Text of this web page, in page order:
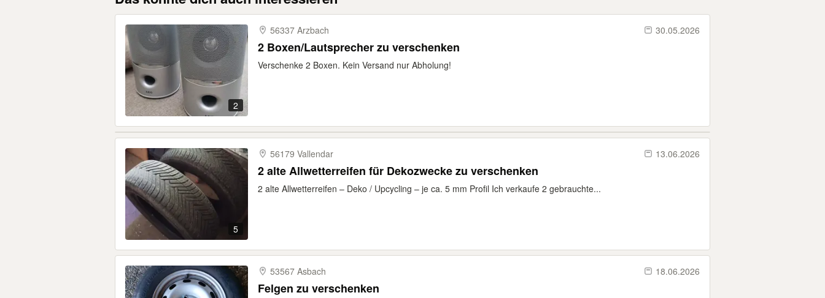
2
56337 Arzbach 30.05.2026
2 Boxen/Lautsprecher zu verschenken
Verschenke 2 Boxen. Kein Versand nur Abholung!
5
56179 Vallendar 13.06.2026
2 alte Allwetterreifen für Dekozwecke zu verschenken
2 alte Allwetterreifen – Deko / Upcycling – je ca. 5 mm Profil Ich verkaufe 2 gebrauchte...
53567 Asbach 18.06.2026
Felgen zu verschenken